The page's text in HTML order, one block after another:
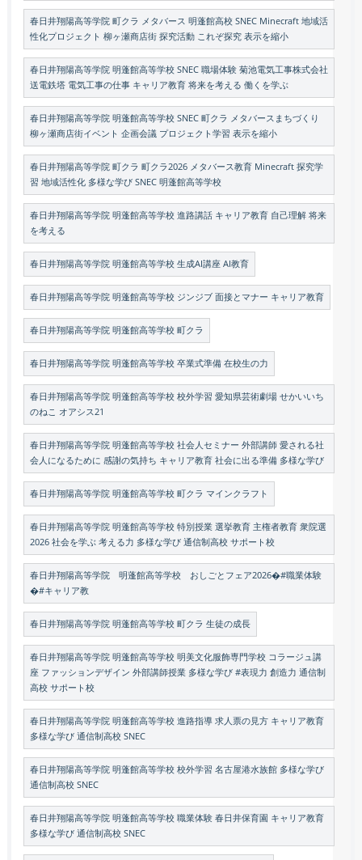
春日井翔陽高等学院 町クラ メタバース 明蓬館高校 SNEC Minecraft 地域活
性化プロジェクト 柳ヶ瀬商店街 探究活動 これぞ探究 表示を縮小
春日井翔陽高等学院 明蓬館高等学校 SNEC 職場体験 菊池電気工事株式会社
送電鉄塔 電気工事の仕事 キャリア教育 将来を考える 働くを学ぶ
春日井翔陽高等学院 明蓬館高等学校 SNEC 町クラ メタバースまちづくり
柳ヶ瀬商店街イベント 企画会議 プロジェクト学習 表示を縮小
春日井翔陽高等学院 町クラ 町クラ2026 メタバース教育 Minecraft 探究学
習 地域活性化 多様な学び SNEC 明蓬館高等学校
春日井翔陽高等学院 明蓬館高等学校 進路講話 キャリア教育 自己理解 将来
を考える
春日井翔陽高等学院 明蓬館高等学校 生成AI講座 AI教育
春日井翔陽高等学院 明蓬館高等学校 ジンジブ 面接とマナー キャリア教育
春日井翔陽高等学院 明蓬館高等学校 町クラ
春日井翔陽高等学院 明蓬館高等学校 卒業式準備 在校生の力
春日井翔陽高等学院 明蓬館高等学校 校外学習 愛知県芸術劇場 せかいいち
のねこ オアシス21
春日井翔陽高等学院 明蓬館高等学校 社会人セミナー 外部講師 愛される社
会人になるために 感謝の気持ち キャリア教育 社会に出る準備 多様な学び
春日井翔陽高等学院 明蓬館高等学校 町クラ マインクラフト
春日井翔陽高等学院 明蓬館高等学校 特別授業 選挙教育 主権者教育 衆院選
2026 社会を学ぶ 考える力 多様な学び 通信制高校 サポート校
春日井翔陽高等学院 明蓬館高等学校 おしごとフェア2026�#職業体験
�#キャリア教
春日井翔陽高等学院 明蓬館高等学校 町クラ 生徒の成長
春日井翔陽高等学院 明蓬館高等学校 明美文化服飾専門学校 コラージュ講
座 ファッションデザイン 外部講師授業 多様な学び #表現力 創造力 通信制
高校 サポート校
春日井翔陽高等学院 明蓬館高等学校 進路指導 求人票の見方 キャリア教育
多様な学び 通信制高校 SNEC
春日井翔陽高等学院 明蓬館高等学校 校外学習 名古屋港水族館 多様な学び
通信制高校 SNEC
春日井翔陽高等学院 明蓬館高等学校 職業体験 春日井保育園 キャリア教育
多様な学び 通信制高校 SNEC